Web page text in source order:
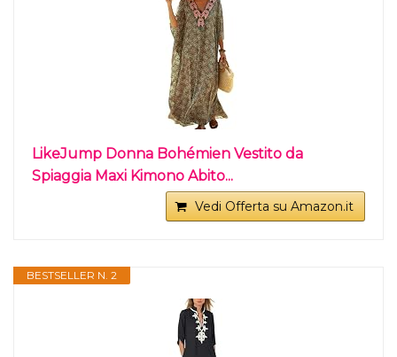
LikeJump Donna Bohémien Vestito da
Spiaggia Maxi Kimono Abito...
Vedi Offerta su Amazon.it
BESTSELLER N. 2